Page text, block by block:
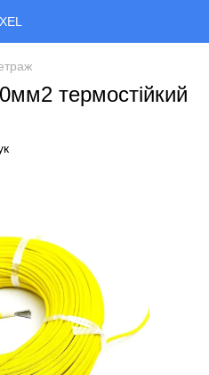
термостійкий